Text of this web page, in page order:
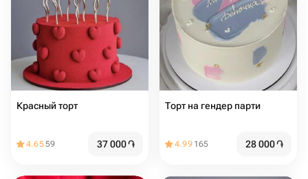
Красный торт
4.6559 37 000֏
Торт на гендер парти
4.99 165 28 000֏